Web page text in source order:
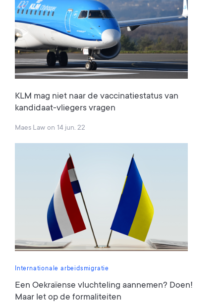
KLM mag niet naar de vaccinatiestatus van
kandidaat-vliegers vragen
Maes Law on 14 jun. 22
Internationale arbeidsmigratie
Een Oekraïense vluchteling aannemen? Doen!
Maar let op de formaliteiten